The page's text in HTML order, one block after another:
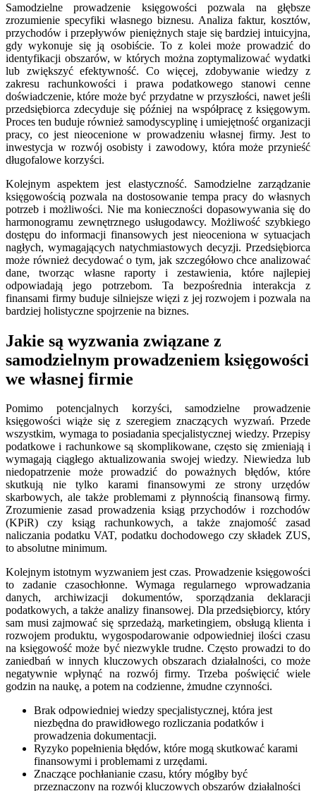
Samodzielne prowadzenie księgowości pozwala na głębsze
zrozumienie specyfiki własnego biznesu. Analiza faktur, kosztów,
przychodów i przepływów pieniężnych staje się bardziej intuicyjna,
gdy wykonuje się ją osobiście. To z kolei może prowadzić do
identyfikacji obszarów, w których można zoptymalizować wydatki
lub zwiększyć efektywność. Co więcej, zdobywanie wiedzy z
zakresu rachunkowości i prawa podatkowego stanowi cenne
doświadczenie, które może być przydatne w przyszłości, nawet jeśli
przedsiębiorca zdecyduje się później na współpracę z księgowym.
Proces ten buduje również samodyscyplinę i umiejętność organizacji
pracy, co jest nieocenione w prowadzeniu własnej firmy. Jest to
inwestycja w rozwój osobisty i zawodowy, która może przynieść
długofalowe korzyści.
Kolejnym aspektem jest elastyczność. Samodzielne zarządzanie
księgowością pozwala na dostosowanie tempa pracy do własnych
potrzeb i możliwości. Nie ma konieczności dopasowywania się do
harmonogramu zewnętrznego usługodawcy. Możliwość szybkiego
dostępu do informacji finansowych jest nieoceniona w sytuacjach
nagłych, wymagających natychmiastowych decyzji. Przedsiębiorca
może również decydować o tym, jak szczegółowo chce analizować
dane, tworząc własne raporty i zestawienia, które najlepiej
odpowiadają jego potrzebom. Ta bezpośrednia interakcja z
finansami firmy buduje silniejsze więzi z jej rozwojem i pozwala na
bardziej holistyczne spojrzenie na biznes.
Jakie są wyzwania związane z
samodzielnym prowadzeniem księgowości
we własnej firmie
Pomimo potencjalnych korzyści, samodzielne prowadzenie
księgowości wiąże się z szeregiem znaczących wyzwań. Przede
wszystkim, wymaga to posiadania specjalistycznej wiedzy. Przepisy
podatkowe i rachunkowe są skomplikowane, często się zmieniają i
wymagają ciągłego aktualizowania swojej wiedzy. Niewiedza lub
niedopatrzenie może prowadzić do poważnych błędów, które
skutkują nie tylko karami finansowymi ze strony urzędów
skarbowych, ale także problemami z płynnością finansową firmy.
Zrozumienie zasad prowadzenia ksiąg przychodów i rozchodów
(KPiR) czy ksiąg rachunkowych, a także znajomość zasad
naliczania podatku VAT, podatku dochodowego czy składek ZUS,
to absolutne minimum.
Kolejnym istotnym wyzwaniem jest czas. Prowadzenie księgowości
to zadanie czasochłonne. Wymaga regularnego wprowadzania
danych, archiwizacji dokumentów, sporządzania deklaracji
podatkowych, a także analizy finansowej. Dla przedsiębiorcy, który
sam musi zajmować się sprzedażą, marketingiem, obsługą klienta i
rozwojem produktu, wygospodarowanie odpowiedniej ilości czasu
na księgowość może być niezwykle trudne. Często prowadzi to do
zaniedbań w innych kluczowych obszarach działalności, co może
negatywnie wpłynąć na rozwój firmy. Trzeba poświęcić wiele
godzin na naukę, a potem na codzienne, żmudne czynności.
Brak odpowiedniej wiedzy specjalistycznej, która jest
niezbędna do prawidłowego rozliczania podatków i
prowadzenia dokumentacji.
Ryzyko popełnienia błędów, które mogą skutkować karami
finansowymi i problemami z urzędami.
Znaczące pochłanianie czasu, który mógłby być
przeznaczony na rozwój kluczowych obszarów działalności